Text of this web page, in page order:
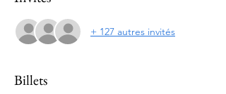
+ 127 autres invités
Billets